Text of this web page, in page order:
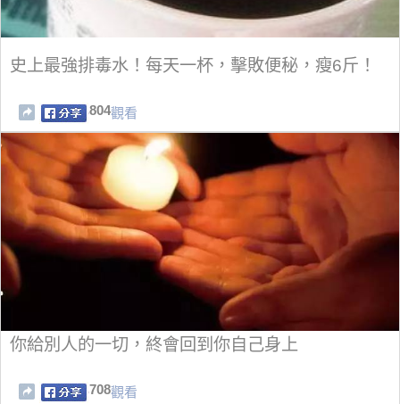
史上最強排毒水！每天一杯，擊敗便秘，瘦6斤！
804觀看
你給別人的一切，終會回到你自己身上
708觀看